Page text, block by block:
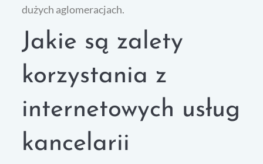
dużych aglomeracjach.
Jakie są zalety
korzystania z
internetowych usług
kancelarii